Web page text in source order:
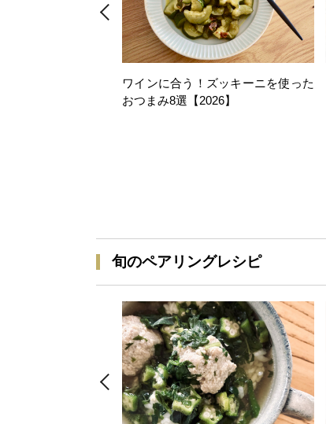
ワインに合う！ズッキーニを使った
おつまみ8選【2026】
旬のペアリングレシピ